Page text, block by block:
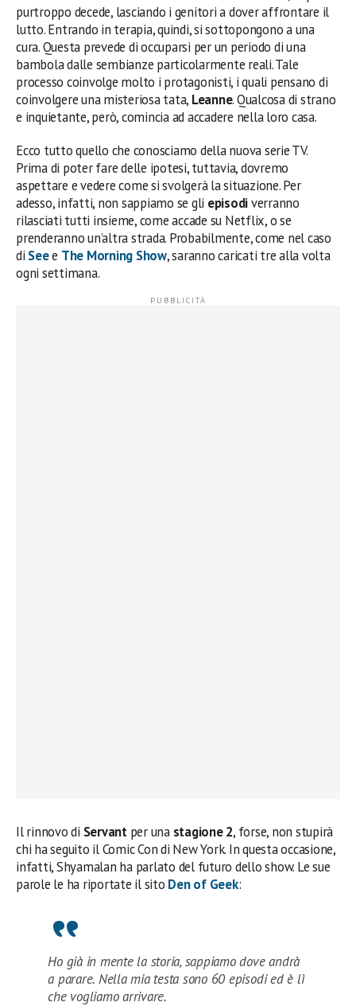
purtroppo decede, lasciando i genitori a dover affrontare il
lutto. Entrando in terapia, quindi, si sottopongono a una
cura. Questa prevede di occuparsi per un periodo di una
bambola dalle sembianze particolarmente reali. Tale
processo coinvolge molto i protagonisti, i quali pensano di
coinvolgere una misteriosa tata, Leanne. Qualcosa di strano
e inquietante, però, comincia ad accadere nella loro casa.
Ecco tutto quello che conosciamo della nuova serie TV.
Prima di poter fare delle ipotesi, tuttavia, dovremo
aspettare e vedere come si svolgerà la situazione. Per
adesso, infatti, non sappiamo se gli episodiverranno
rilasciati tutti insieme, come accade su Netflix, o se
prenderanno un’altra strada. Probabilmente, come nel caso
di Seee The Morning Show, saranno caricati tre alla volta
ogni settimana.
Il rinnovo di Servantper una stagione 2, forse, non stupirà
chi ha seguito il Comic Con di New York. In questa occasione,
infatti, Shyamalan ha parlato del futuro dello show. Le sue
parole le ha riportate il sito Den of Geek:
Ho già in mente la storia, sappiamo dove andrà
a parare. Nella mia testa sono 60 episodi ed è lì
che vogliamo arrivare.